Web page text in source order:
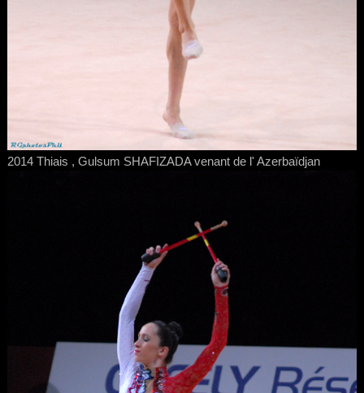
2014 Thiais , Gulsum SHAFIZADA venant de l' Azerbaïdjan